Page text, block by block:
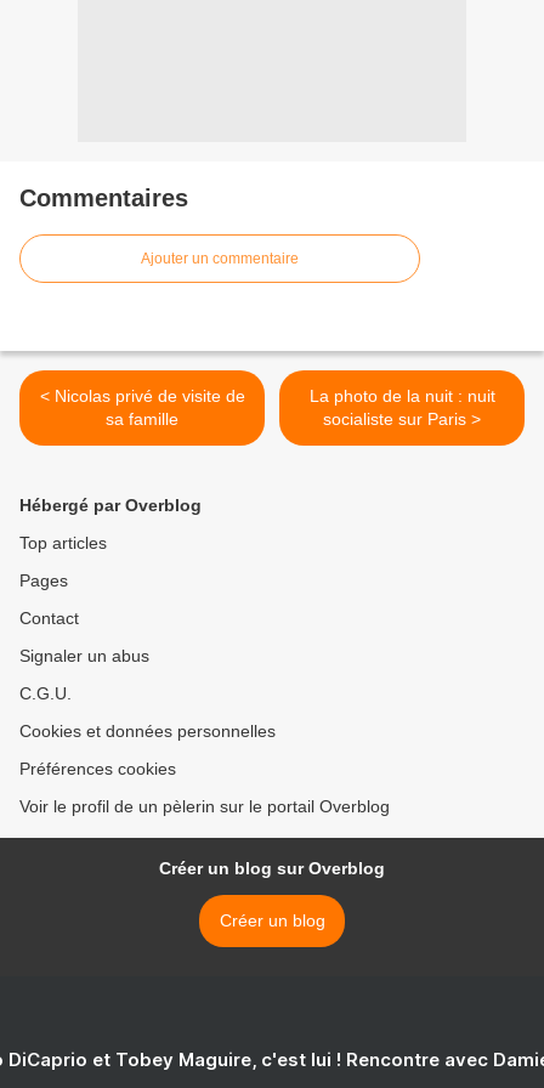
Commentaires
Ajouter un commentaire
< Nicolas privé de visite de
sa famille
La photo de la nuit : nuit
socialiste sur Paris >
Hébergé par Overblog
Top articles
Pages
Contact
Signaler un abus
C.G.U.
Cookies et données personnelles
Préférences cookies
Voir le profil de un pèlerin sur le portail Overblog
Créer un blog sur Overblog
Créer un blog
DiCaprio et Tobey Maguire, c'est lui ! Rencontre avec